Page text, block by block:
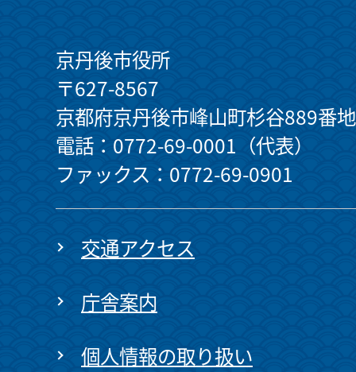
京丹後市役所
〒627-8567
京都府京丹後市峰山町杉谷889番地
電話：0772-69-0001（代表）
ファックス：0772-69-0901
交通アクセス
庁舎案内
個人情報の取り扱い